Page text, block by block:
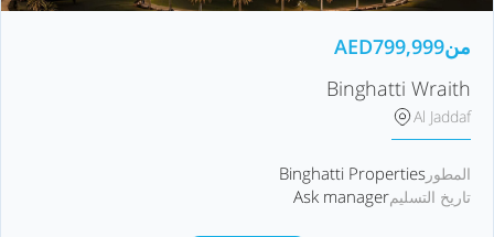
من AED799,999
Binghatti Wraith
Al Jaddaf
المطور Binghatti Properties
تاريخ التسليمAsk manager